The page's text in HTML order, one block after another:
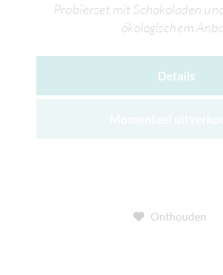
Probierset mit Schokoladen
ökologischem
Details
Onthouden